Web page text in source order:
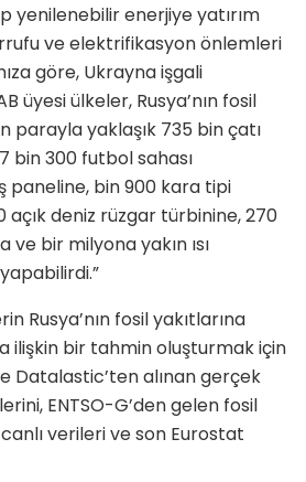
yenilenebilir enerjiye yatırım
ve elektrifikasyon önlemleri
göre, Ukrayna işgali
üyesi ülkeler, Rusya’nın fosil
parayla yaklaşık 735 bin çatı
bin 300 futbol sahası
paneline, bin 900 kara tipi
açık deniz rüzgar türbinine, 270
ve bir milyona yakın ısı
Rusya’nın fosil yakıtlarına
ilişkin bir tahmin oluşturmak için
Datalastic’ten alınan gerçek
ENTSO-G’den gelen fosil
verileri ve son Eurostat